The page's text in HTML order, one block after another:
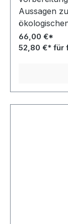
Aussagen
Kriterien,
66,00 €*
52,80 €* für